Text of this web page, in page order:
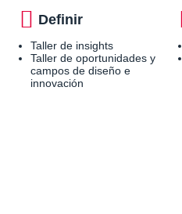
Definir
Taller de insights
Taller de oportunidades y
campos de diseño e
innovación